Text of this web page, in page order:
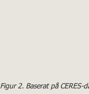
Figur 2. Baserat på